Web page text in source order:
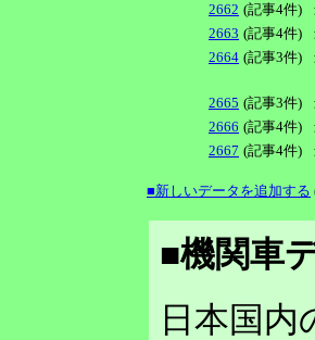
2662 (記事4件)
2663 (記事4件)
2664 (記事3件)
2665 (記事3件)
2666 (記事4件)
2667 (記事4件)
■新しいデータを追加する
■機関車
日本国